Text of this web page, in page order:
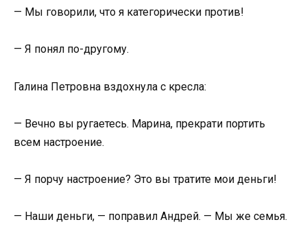
— Мы говорили, что я категорически против!
— Я понял по-другому.
Галина Петровна вздохнула с кресла:
— Вечно вы ругаетесь. Марина, прекрати портить
всем настроение.
— Я порчу настроение? Это вы тратите мои деньги!
— Наши деньги, — поправил Андрей. — Мы же семья.